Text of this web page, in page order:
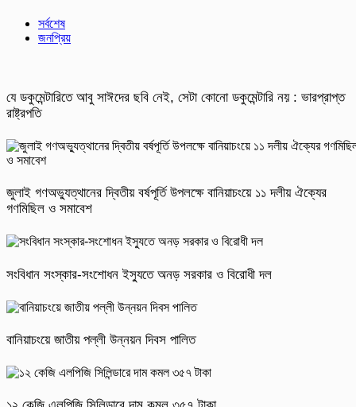
সর্বশেষ
জনপ্রিয়
যে ডকুমেন্টারিতে আবু সাঈদের ছবি নেই, সেটা কোনো ডকুমেন্টারি নয় : ভারপ্রাপ্ত
রাষ্ট্রপতি
জুলাই গণঅভ্যুত্থানের দ্বিতীয় বর্ষপূর্তি উপলক্ষে বানিয়াচংয়ে ১১ দলীয় ঐক্যের
গণমিছিল ও সমাবেশ
সংবিধান সংস্কার-সংশোধন ইস্যুতে অনড় সরকার ও বিরোধী দল
বানিয়াচংয়ে জাতীয় পল্লী উন্নয়ন দিবস পালিত